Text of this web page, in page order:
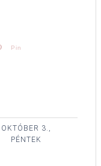
Pin
3.,
PÉNTEK